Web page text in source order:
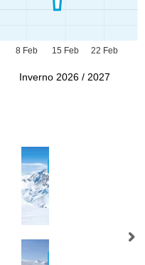
8 Feb 15 Feb 22 Feb
Inverno 2026 / 2027